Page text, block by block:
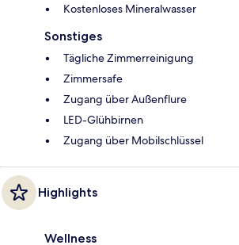
Kostenloses Mineralwasser
Sonstiges
Tägliche Zimmerreinigung
Zimmersafe
Zugang über Außenflure
LED-Glühbirnen
Zugang über Mobilschlüssel
Highlights
Wellness